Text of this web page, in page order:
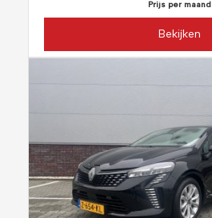
Prijs per maand
Bekijken